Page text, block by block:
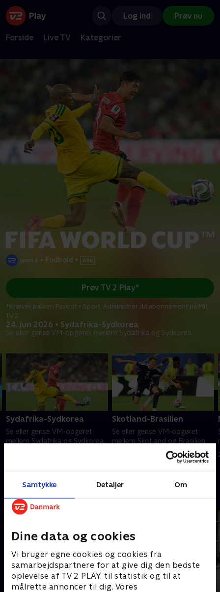
Samtykke Detaljer Om
Dine data og cookies
Vi bruger egne cookies og cookies fra
samarbejdspartnere for at give dig den bedste
oplevelse af TV 2 PLAY, til statistik og til at
målrette annoncer til dig. Vores
Log ind Prøv nu
Forside Live TV Kategorier
• Fodbold •
24. jun 2026 • Sydafrika-Sydkorea
Se eller gense VM-opgøret mellem Sydafrika og Sydkorea.
Prøv TV 2 Play*
*Kræver pakken Favorit + Sport. Administrer dit abonnement på Mit
TV 2.
Sydafrika-Sydkorea
Se eller gense VM-opgøret
mellem Sydafrika og Sydkorea.
Skotland-Brasilien
Se eller gense VM-opgøret
mellem Skotland og Brasilien.
24. juni 2026 • 108 min
Andre så også